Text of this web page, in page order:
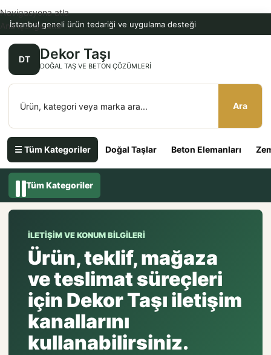
İstanbul geneli ürün tedariği ve uygulama desteği
DT Dekor Taşı
DOĞAL TAŞ VE BETON ÇÖZÜMLERI
Ara
☰ Tüm Kategoriler Doğal Taşlar Beton Elemanları
Navigasyona atla
Ana içeriğe atla
Tüm Kategoriler
İLETIŞIM VE KONUM BILGILERI
Ürün, teklif, mağaza
ve teslimat süreçleri
için Dekor Taşı iletişim
kanallarını
kullanabilirsiniz.